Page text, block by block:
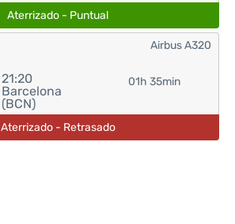
Aterrizado - Puntual
21:20
Barcelona
(BCN)
01h 35min
Airbus A320
Aterrizado - Retrasado